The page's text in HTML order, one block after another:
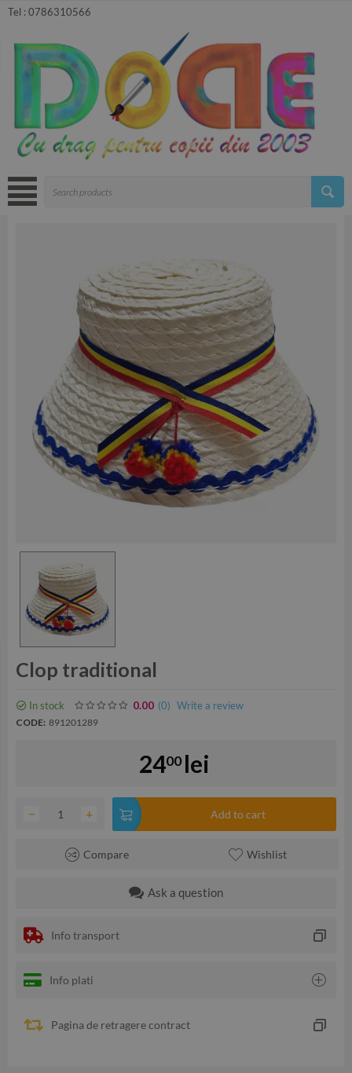
Tel :0786310566
Clop traditional
In stock 0.00 (0) Write a review
CODE: 891201289
2400 lei
+
− Add to cart
Compare Wishlist
Ask a question
Info transport
Info plati
Pagina de retragere contract